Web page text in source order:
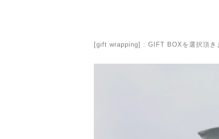
[gift wrapping] : GIFT BOXを選択頂き